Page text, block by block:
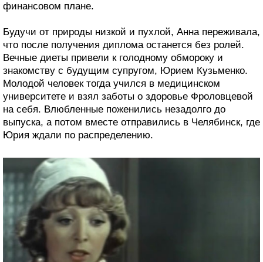
финансовом плане.
Будучи от природы низкой и пухлой, Анна переживала,
что после получения диплома останется без ролей.
Вечные диеты привели к голодному обмороку и
знакомству с будущим супругом, Юрием Кузьменко.
Молодой человек тогда учился в медицинском
университете и взял заботы о здоровье Фроловцевой
на себя. Влюбленные поженились незадолго до
выпуска, а потом вместе отправились в Челябинск, где
Юрия ждали по распределению.